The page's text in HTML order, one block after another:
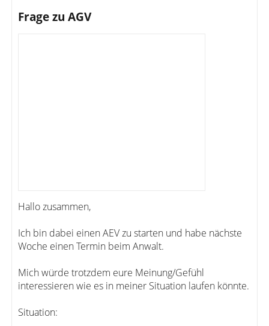
Frage zu AGV
Hallo zusammen,
Ich bin dabei einen AEV zu starten und habe nächste
Woche einen Termin beim Anwalt.
Mich würde trotzdem eure Meinung/Gefühl
interessieren wie es in meiner Situation laufen könnte.
Situation: